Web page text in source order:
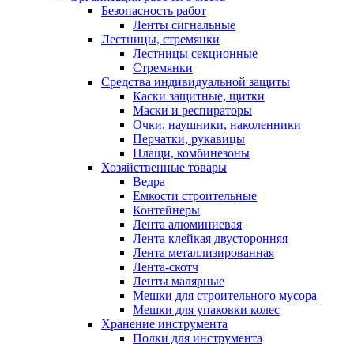
Безопасность работ
Ленты сигнальные
Лестницы, стремянки
Лестницы секционные
Стремянки
Средства индивидуальной защиты
Каски защитные, щитки
Маски и респираторы
Очки, наушники, наколенники
Перчатки, рукавицы
Плащи, комбинезоны
Хозяйственные товары
Ведра
Емкости строительные
Контейнеры
Лента алюминиевая
Лента клейкая двусторонняя
Лента металлизированная
Лента-скотч
Ленты малярные
Мешки для строительного мусора
Мешки для упаковки колес
Хранение инструмента
Полки для инструмента